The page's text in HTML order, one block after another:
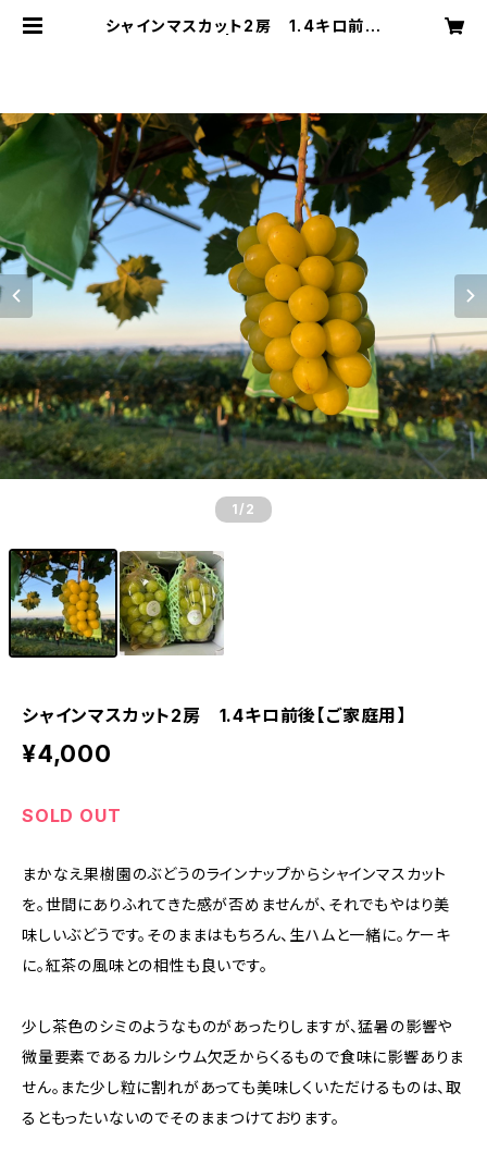
シャインマスカット2房 1.4キロ前後
1 /2
シャインマスカット2房 1.4キロ前後【ご家庭用】
¥4,000
SOLD OUT
まかなえ果樹園のぶどうのラインナップからシャインマスカット
を。世間にありふれてきた感が否めませんが、それでもやはり美
味しいぶどうです。そのままはもちろん、生ハムと一緒に。ケーキ
に。紅茶の風味との相性も良いです。
少し茶色のシミのようなものがあったりしますが、猛暑の影響や
微量要素であるカルシウム欠乏からくるもので食味に影響ありま
せん。また少し粒に割れがあっても美味しくいただけるものは、取
るともったいないのでそのままつけております。